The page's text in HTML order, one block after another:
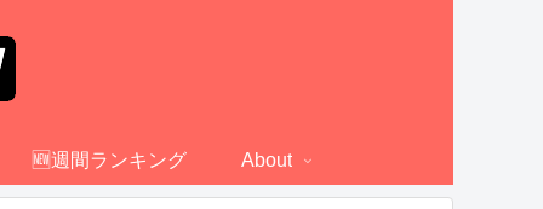
🆕週間ランキング About